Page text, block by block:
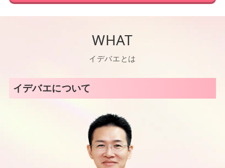
WHAT
イデバエとは
イデバエについて